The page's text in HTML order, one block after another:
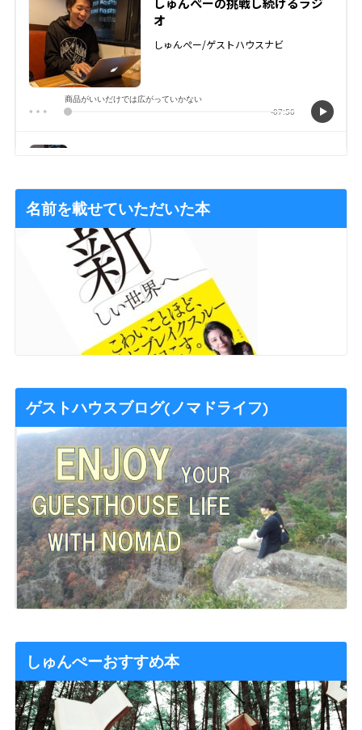
名前を載せていただいた本
ゲストハウスブログ(ノマドライフ)
しゅんぺーおすすめ本